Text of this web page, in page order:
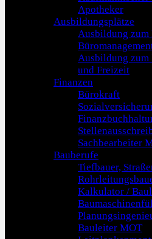
Apotheker
Ausbildungsplätze
Ausbildung
Ausbildung zum
und Freizeit
Finanzen
Bürokraft
Sachbearbeiter
Bauberufe
Tiefbauer,
Kalkulator /
Bauleiter MOT